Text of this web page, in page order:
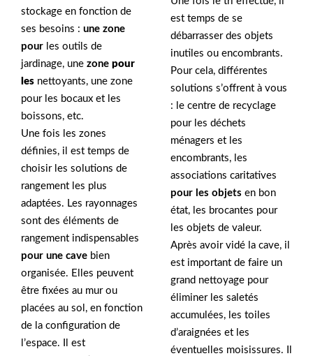
stockage en fonction de
ses besoins : une zone
pour les outils de
jardinage, une zone pour
les nettoyants, une zone
pour les bocaux et les
boissons, etc.
Une fois les zones
définies, il est temps de
choisir les solutions de
rangement les plus
adaptées. Les rayonnages
sont des éléments de
rangement indispensables
pour une cave bien
organisée. Elles peuvent
être fixées au mur ou
placées au sol, en fonction
de la configuration de
l’espace. Il est
est temps de se
débarrasser des objets
inutiles ou encombrants.
Pour cela, différentes
solutions s’offrent à vous
: le centre de recyclage
pour les déchets
ménagers et les
encombrants, les
associations caritatives
pour les objets en bon
état, les brocantes pour
les objets de valeur.
Après avoir vidé la cave, il
est important de faire un
grand nettoyage pour
éliminer les saletés
accumulées, les toiles
d’araignées et les
éventuelles moisissures. Il